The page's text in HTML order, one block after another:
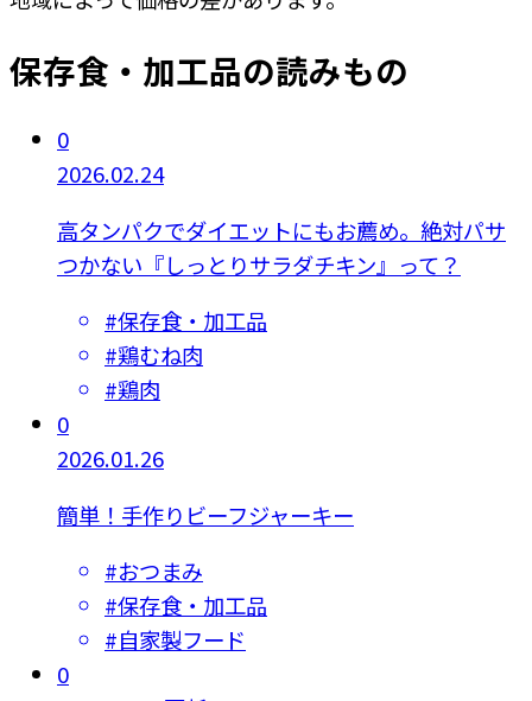
保存食・加工品の読みもの
0
2026.02.24
高タンパクでダイエットにもお薦め。絶対パサ
つかない『しっとりサラダチキン』って？
#保存食・加工品
#鶏むね肉
#鶏肉
0
2026.01.26
簡単！手作りビーフジャーキー
#おつまみ
#保存食・加工品
#自家製フード
0